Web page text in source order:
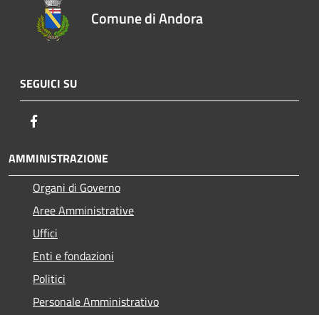
Comune di Andora
SEGUICI SU
AMMINISTRAZIONE
Organi di Governo
Aree Amministrative
Uffici
Enti e fondazioni
Politici
Personale Amministrativo